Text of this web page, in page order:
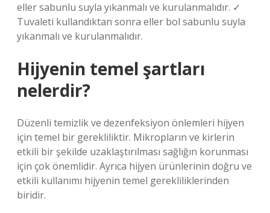
eller sabunlu suyla yıkanmalı ve kurulanmalıdır. ✓
Tuvaleti kullandıktan sonra eller bol sabunlu suyla
yıkanmalı ve kurulanmalıdır.
Hijyenin temel şartları
nelerdir?
Düzenli temizlik ve dezenfeksiyon önlemleri hijyen
için temel bir gerekliliktir. Mikropların ve kirlerin
etkili bir şekilde uzaklaştırılması sağlığın korunması
için çok önemlidir. Ayrıca hijyen ürünlerinin doğru ve
etkili kullanımı hijyenin temel gerekliliklerinden
biridir.